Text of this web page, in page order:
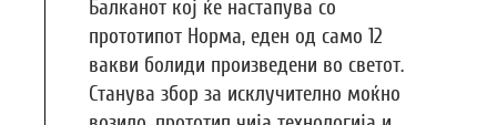
Балканот кој ќе настапува со
прототипот Норма, еден од само 12
вакви болиди произведени во светот.
Станува збор за исклучително моќно